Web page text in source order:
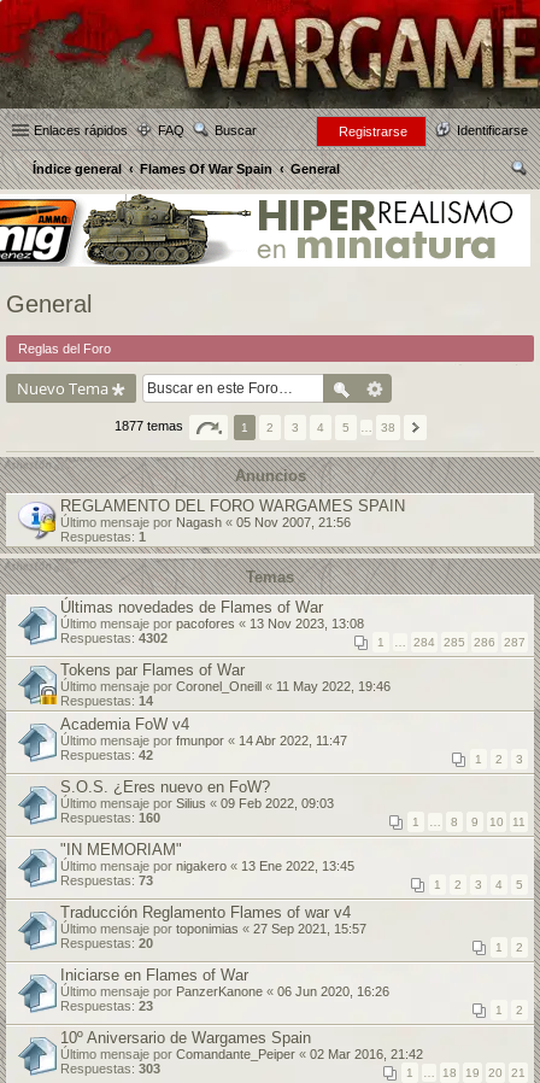
Enlaces rápidos FAQ Buscar Identificarse
Registrarse
Índice general Flames Of War Spain
General
us
General
Reglas del Foro
Nuevo Tema
1877 temas 1 2 3 4 5 38
Anuncios
REGLAMENTO DEL FORO WARGAMES SPAIN
Último mensaje por Nagash « 05 Nov 2007, 21:56
Respuestas: 1
Temas
Últimas novedades de Flames of War
Último mensaje por pacofores « 13 Nov 2023, 13:08
Respuestas: 4302 1 284 285 286 287
Tokens par Flames of War
Último mensaje por Coronel_Oneill « 11 May 2022, 19:46
Respuestas: 14
Academia FoW v4
Último mensaje por fmunpor « 14 Abr 2022, 11:47
Respuestas: 42 1 2 3
S.O.S. ¿Eres nuevo en FoW?
Último mensaje por Silius « 09 Feb 2022, 09:03
Respuestas: 160 1 8 9 10 11
"IN MEMORIAM"
Último mensaje por nigakero « 13 Ene 2022, 13:45
Respuestas: 73 1 2 3 4 5
Traducción Reglamento Flames of war v4
Último mensaje por toponimias « 27 Sep 2021, 15:57
Respuestas: 20 1 2
Iniciarse en Flames of War
Último mensaje por PanzerKanone « 06 Jun 2020, 16:26
Respuestas: 23 1 2
10º Aniversario de Wargames Spain
Último mensaje por Comandante_Peiper « 02 Mar 2016, 21:42
Respuestas: 303 1 18 19 20 21